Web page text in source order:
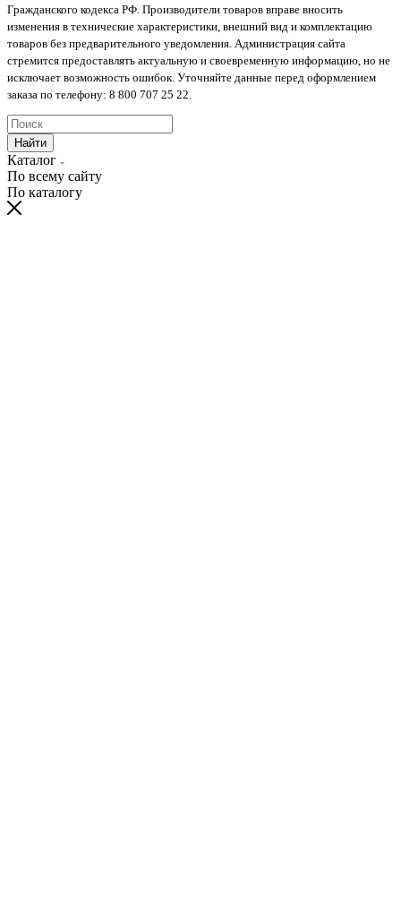
Гражданского кодекса РФ. Производители товаров вправе вносить
изменения в технические характеристики, внешний вид и комплектацию
товаров без предварительного уведомления. Администрация сайта
стремится предоставлять актуальную и своевременную информацию, но не
исключает возможность ошибок. Уточняйте данные перед оформлением
заказа по телефону: 8 800 707 25 22.
Найти
Каталог
По всему сайту
По каталогу